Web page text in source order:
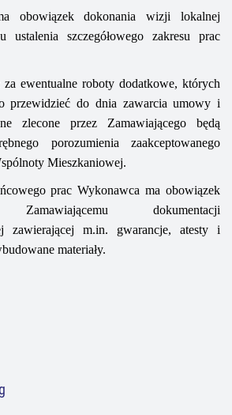
obowiązek dokonania wizji lokalnej
szczegółowego zakresu prac
za ewentualne roboty dodatkowe, których
przewidzieć do dnia zawarcia umowy i
zlecone przez Zamawiającego będą
porozumienia zaakceptowanego
Mieszkaniowej.
prac Wykonawca ma obowiązek
Zamawiającemu dokumentacji
zawierającej m.in. gwarancje, atesty i
materiały.